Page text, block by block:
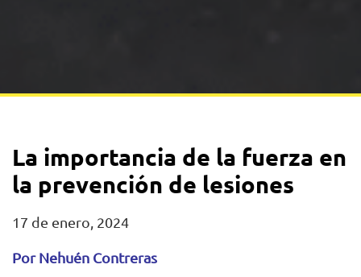
La importancia de la fuerza en
la prevención de lesiones
17 de enero, 2024
Por Nehuén Contreras